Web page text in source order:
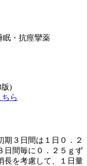
眠・抗痙攣薬
版)
ら
期３日間は１日０．２
日間毎に０．２５ｇず
長を考慮して、１日量